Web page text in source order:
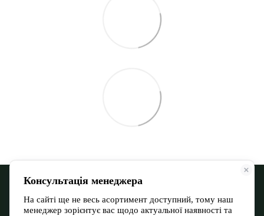
068 900 12-13 066 532 11-72
Контактна інформація